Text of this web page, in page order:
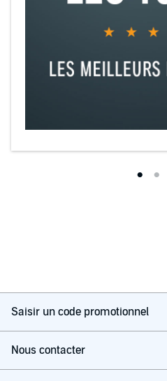
Saisir un code promotionnel
Nous contacter